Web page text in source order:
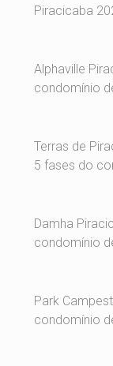
Piracicaba
Alphaville
condomínio
Terras de
5 fases do
Damha
condomínio
Park
condomínio